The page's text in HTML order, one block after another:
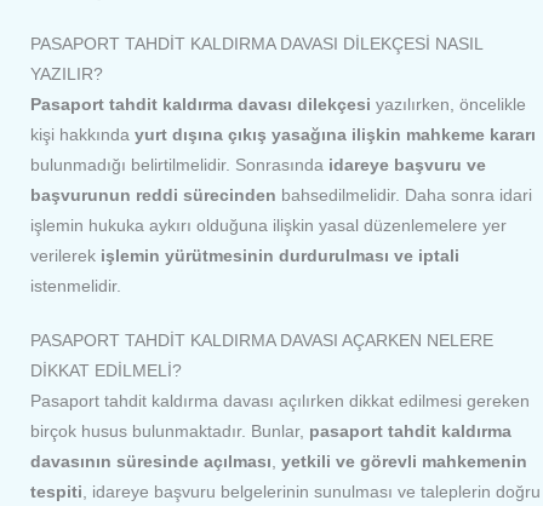
PASAPORT TAHDİT KALDIRMA DAVASI DİLEKÇESİ NASIL
YAZILIR?
Pasaport tahdit kaldırma davası dilekçesi yazılırken, öncelikle
kişi hakkında yurt dışına çıkış yasağına ilişkin mahkeme kararı
bulunmadığı belirtilmelidir. Sonrasında idareye başvuru ve
başvurunun reddi sürecinden bahsedilmelidir. Daha sonra idari
işlemin hukuka aykırı olduğuna ilişkin yasal düzenlemelere yer
verilerek işlemin yürütmesinin durdurulması ve iptali
istenmelidir.
PASAPORT TAHDİT KALDIRMA DAVASI AÇARKEN NELERE
DİKKAT EDİLMELİ?
Pasaport tahdit kaldırma davası açılırken dikkat edilmesi gereken
birçok husus bulunmaktadır. Bunlar, pasaport tahdit kaldırma
davasının süresinde açılması yetkili ve görevli mahkemenin
tespiti , idareye başvuru belgelerinin sunulması ve taleplerin doğru